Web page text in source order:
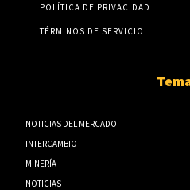
POLÍTICA DE PRIVACIDAD
TÉRMINOS DE SERVICIO
NOTICIAS DEL MERCADO
INTERCAMBIO
MINERÍA
NOTICIAS